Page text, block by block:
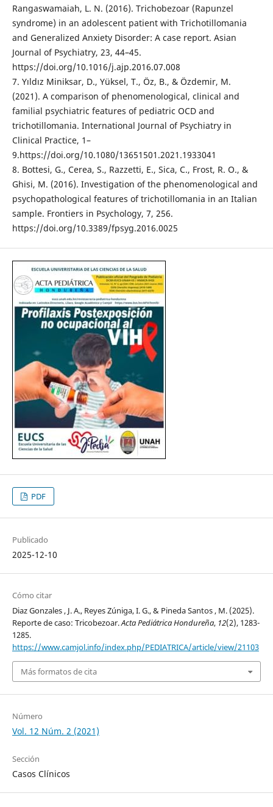
Rangaswamaiah, L. N. (2016). Trichobezoar (Rapunzel
syndrome) in an adolescent patient with Trichotillomania
and Generalized Anxiety Disorder: A case report. Asian
Journal of Psychiatry, 23, 44–45.
https://doi.org/10.1016/j.ajp.2016.07.008
7. Yıldız Miniksar, D., Yüksel, T., Öz, B., & Özdemir, M.
(2021). A comparison of phenomenological, clinical and
familial psychiatric features of pediatric OCD and
trichotillomania. International Journal of Psychiatry in
Clinical Practice, 1–
9.https://doi.org/10.1080/13651501.2021.1933041
8. Bottesi, G., Cerea, S., Razzetti, E., Sica, C., Frost, R. O., &
Ghisi, M. (2016). Investigation of the phenomenological and
psychopathological features of trichotillomania in an Italian
sample. Frontiers in Psychology, 7, 256.
https://doi.org/10.3389/fpsyg.2016.0025
PDF
Publicado
2025-12-10
Cómo citar
Diaz Gonzales , J. A., Reyes Zúniga, I. G., & Pineda Santos , M. (2025).
Reporte de caso: Tricobezoar.Acta Pediátrica Hondureña, 12(2), 1283-
1285.
https://www.camjol.info/index.php/PEDIATRICA/article/view/21103
Más formatos de cita
Número
Vol. 12 Núm. 2 (2021)
Sección
Casos Clínicos